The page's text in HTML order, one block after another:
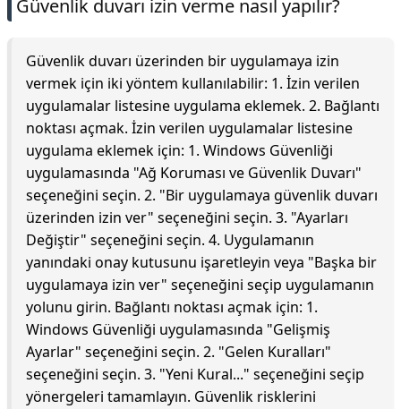
Güvenlik duvarı izin verme nasıl yapılır?
Güvenlik duvarı üzerinden bir uygulamaya izin
vermek için iki yöntem kullanılabilir: 1. İzin verilen
uygulamalar listesine uygulama eklemek. 2. Bağlantı
noktası açmak. İzin verilen uygulamalar listesine
uygulama eklemek için: 1. Windows Güvenliği
uygulamasında "Ağ Koruması ve Güvenlik Duvarı"
seçeneğini seçin. 2. "Bir uygulamaya güvenlik duvarı
üzerinden izin ver" seçeneğini seçin. 3. "Ayarları
Değiştir" seçeneğini seçin. 4. Uygulamanın
yanındaki onay kutusunu işaretleyin veya "Başka bir
uygulamaya izin ver" seçeneğini seçip uygulamanın
yolunu girin. Bağlantı noktası açmak için: 1.
Windows Güvenliği uygulamasında "Gelişmiş
Ayarlar" seçeneğini seçin. 2. "Gelen Kuralları"
seçeneğini seçin. 3. "Yeni Kural..." seçeneğini seçip
yönergeleri tamamlayın. Güvenlik risklerini